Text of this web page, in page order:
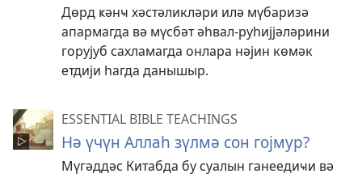
Дөрд ҝәнҹ хәстәликләри илә мүбаризә
апармагда вә мүсбәт әһвал-руһијјәләрини
горујуб сахламагда онлара нәјин көмәк
етдији һагда данышыр.
ESSENTIAL BIBLE TEACHINGS
Нә үчүн Аллаһ зүлмә сон гојмур?
Мүгәддәс Китабда бу суалын ганеедиҹи вә